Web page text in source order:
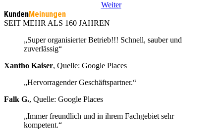
Weiter
KundenMeinungen
SEIT MEHR ALS 160 JAHREN
„Super organisierter Betrieb!!! Schnell, sauber und
zuverlässig“
Xantho Kaiser, Quelle: Google Places
„Hervorragender Geschäftspartner.“
Falk G., Quelle: Google Places
„Immer freundlich und in ihrem Fachgebiet sehr
kompetent.“